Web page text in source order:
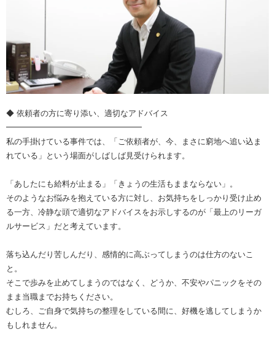
◆ 依頼者の方に寄り添い、適切なアドバイス
━━━━━━━━━━━━━━━━━
私の手掛けている事件では、「ご依頼者が、今、まさに窮地へ追い込ま
れている」という場面がしばしば見受けられます。
「あしたにも給料が止まる」「きょうの生活もままならない」。
そのようなお悩みを抱えている方に対し、お気持ちをしっかり受け止め
る一方、冷静な頭で適切なアドバイスをお示しするのが「最上のリーガ
ルサービス」だと考えています。
落ち込んだり苦しんだり、感情的に高ぶってしまうのは仕方のないこ
と。
そこで歩みを止めてしまうのではなく、どうか、不安やパニックをその
まま当職までお持ちください。
むしろ、ご自身で気持ちの整理をしている間に、好機を逃してしまうか
もしれません。